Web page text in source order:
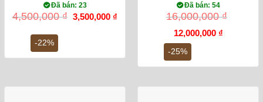
-22%
Đã bán: 23
4,500,000₫ Giá
gốc
3,500,000 ₫
-25%
Đã bán: 54
16,000,000₫
Giá
gốc
là:
16,000,000 ₫.
12,000,000 ₫Giá